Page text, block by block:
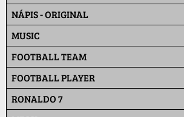
NÁPIS - ORIGINAL
MUSIC
FOOTBALL TEAM
FOOTBALL PLAYER
RONALDO 7